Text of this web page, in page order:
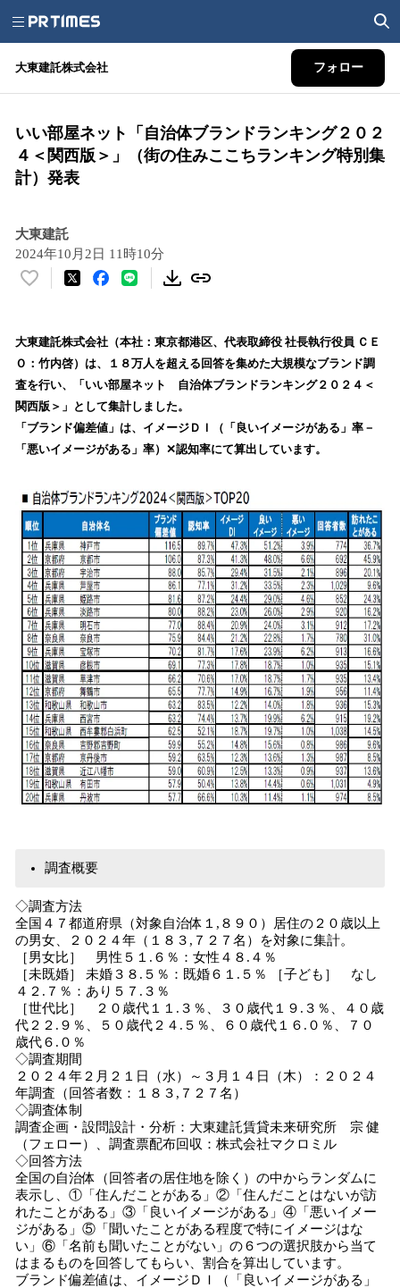
大東建託株式会社 フォロー
いい部屋ネット「自治体ブランドランキング２０２
４＜関西版＞」（街の住みここちランキング特別集
計）発表
大東建託
2024年10月2日 11時10分
い
！
数
を
読
み
込
み
で
す
大東建託株式会社（本社：東京都港区、代表取締役 社長執行役員 ＣＥ
Ｏ：竹内啓）は、１８万人を超える回答を集めた大規模なブランド調
査を行い、「いい部屋ネット 自治体ブランドランキング２０２４＜
関西版＞」として集計しました。
「ブランド偏差値」は、イメージＤＩ（「良いイメージがある」率－
「悪いイメージがある」率）✕認知率にて算出しています。
調査概要
◇調査方法
全国４７都道府県（対象自治体１,８９０）居住の２０歳以上
の男女、２０２４年（１８３,７２７名）を対象に集計。
［男女比］ 男性５１.６％：女性４８.４％
［未既婚］ 未婚３８.５％：既婚６１.５％ ［子ども］ なし
４２.７％：あり５７.３％
［世代比］ ２０歳代１１.３％、３０歳代１９.３％、４０歳
代２２.９％、５０歳代２４.５％、６０歳代１６.０％、７０
歳代６.０％
◇調査期間
２０２４年２月２１日（水）～３月１４日（木）：２０２４
年調査（回答者数：１８３,７２７名）
◇調査体制
調査企画・設問設計・分析：大東建託賃貸未来研究所 宗 健
（フェロー）、調査票配布回収：株式会社マクロミル
◇回答方法
全国の自治体（回答者の居住地を除く）の中からランダムに
表示し、①「住んだことがある」②「住んだことはないが訪
れたことがある」③「良いイメージがある」④「悪いイメー
ジがある」⑤「聞いたことがある程度で特にイメージはな
い」⑥「名前も聞いたことがない」の６つの選択肢から当て
はまるものを回答してもらい、割合を算出しています。
ブランド偏差値は、イメージＤＩ（「良いイメージがある」